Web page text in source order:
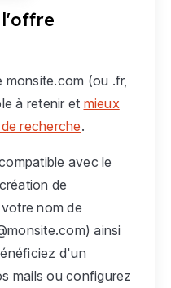
l'offre
monsite.com (ou .fr,
à retenir et mieux
recherche.
avec le
de
nom de
) ainsi
d'un
mails ou configurez